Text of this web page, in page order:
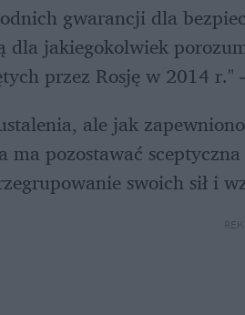
gwarancji dla
dla jakiegokolwiek
przez Rosję w 2014 r."
ale jak
ma pozostawać
swoich sił i